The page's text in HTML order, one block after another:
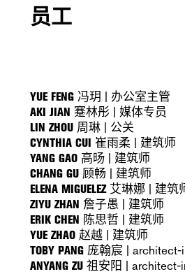
员工
YUE FENG冯玥 | 办公室主管
AKI JIAN 蹇林彤 | 媒体专员
LIN ZHOU周琳 | 公关
CYNTHIA CUI 崔雨柔 | 建筑师
YANG GAO高旸 | 建筑师
CHANG GU顾畅 | 建筑师
ELENA MIGUELEZ艾琳娜 | 建筑
ZIYU ZHAN 詹子愚 | 建筑师
ERIK CHEN 陈思哲 | 建筑师
YUE ZHAO赵越 | 建筑师
TOBY PANG庞翰宸 | architect-
ANYANG ZU 祖安阳 | architect-